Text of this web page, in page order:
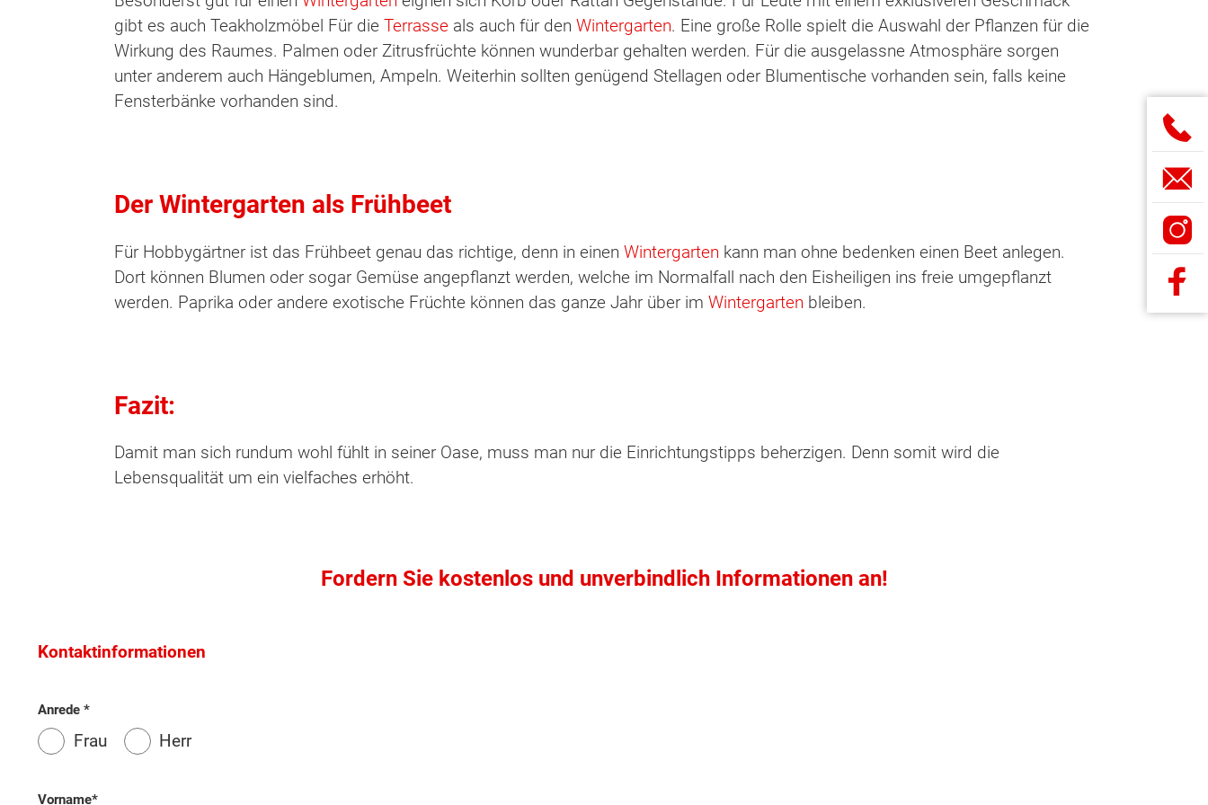
gibt es auch Teakholzmöbel Für die Terrasse als auch für den Wintergarten. Eine große Rolle spielt die Auswahl der Pflanzen für die
Wirkung des Raumes. Palmen oder Zitrusfrüchte können wunderbar gehalten werden. Für die ausgelassne Atmosphäre sorgen
unter anderem auch Hängeblumen, Ampeln. Weiterhin sollten genügend Stellagen oder Blumentische vorhanden sein, falls keine
Fensterbänke vorhanden sind.
Der Wintergarten als Frühbeet
Für Hobbygärtner ist das Frühbeet genau das richtige, denn in einen Wintergarten kann man ohne bedenken einen Beet anlegen.
Dort können Blumen oder sogar Gemüse angepflanzt werden, welche im Normalfall nach den Eisheiligen ins freie umgepflanzt
werden. Paprika oder andere exotische Früchte können das ganze Jahr über im Wintergarten bleiben.
Fazit:
Damit man sich rundum wohl fühlt in seiner Oase, muss man nur die Einrichtungstipps beherzigen. Denn somit wird die
Lebensqualität um ein vielfaches erhöht.
Fordern Sie kostenlos und unverbindlich Informationen an!
Kontaktinformationen
Anrede
Frau Herr
Vorname